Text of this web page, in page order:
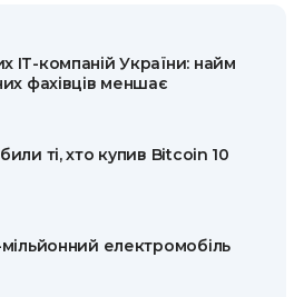
ІТ-компаній України: найм
фахівців меншає
ті, хто купив Bitcoin 10
електромобіль